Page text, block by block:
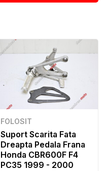
FOLOSIT
Suport Scarita Fata
Dreapta Pedala Frana
Honda CBR600F F4
PC35 1999 - 2000